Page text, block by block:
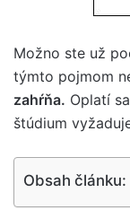
Možno ste už
týmto pojmom
zahŕňa. Oplatí sa
štúdium
Obsah článku: